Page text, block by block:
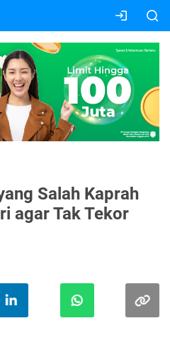
Salah Kaprah
agar Tak Tekor